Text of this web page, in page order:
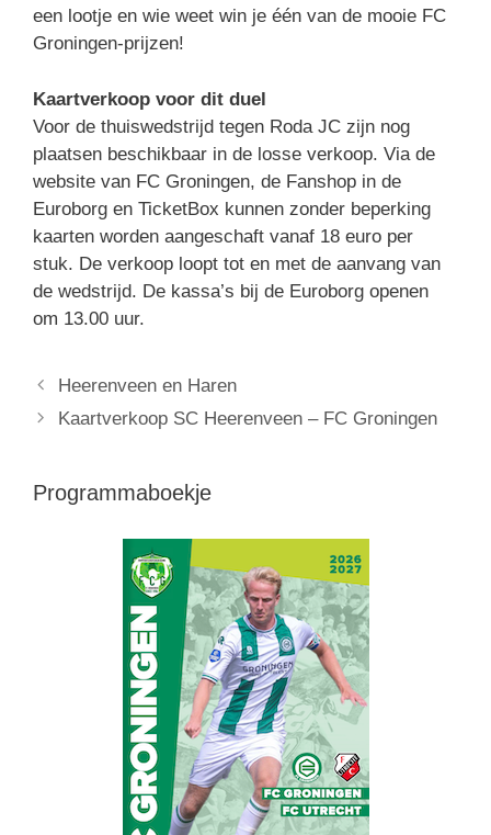
een lootje en wie weet win je één van de mooie FC
Groningen-prijzen!
Kaartverkoop voor dit duel
Voor de thuiswedstrijd tegen Roda JC zijn nog
plaatsen beschikbaar in de losse verkoop. Via de
website van FC Groningen, de Fanshop in de
Euroborg en TicketBox kunnen zonder beperking
kaarten worden aangeschaft vanaf 18 euro per
stuk. De verkoop loopt tot en met de aanvang van
de wedstrijd. De kassa’s bij de Euroborg openen
om 13.00 uur.
Heerenveen en Haren
Kaartverkoop SC Heerenveen – FC Groningen
Programmaboekje